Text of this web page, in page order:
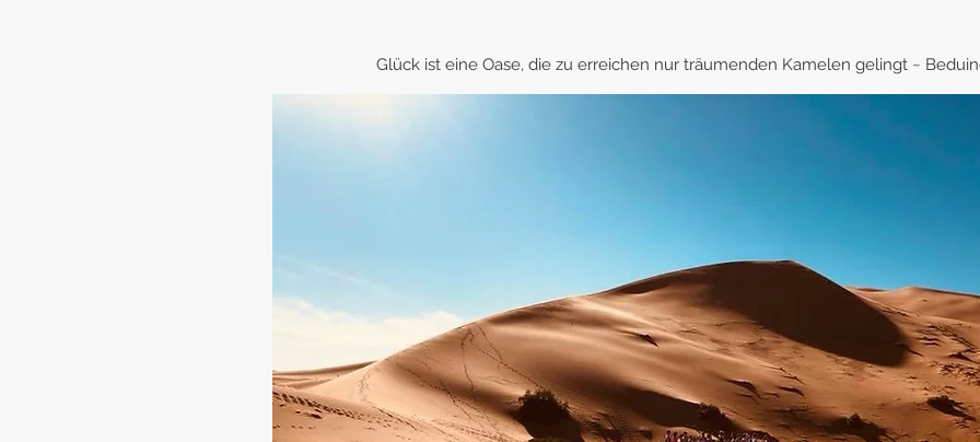
Glück ist eine Oase, die zu erreichen nur träumenden Kamelen gelingt ~